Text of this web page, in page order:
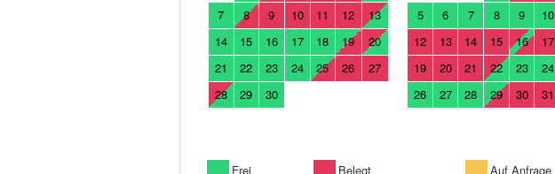
7
8 9 10 11 12
13
14
15 16 17 18 19
20
21
22 23 24 25 26
27
28
29 30
5
6 7 8 9 10
12
13 14 15 16 17
19
20 21 22 23 24
26
27 28 29 30 31
Frei Belegt Auf Anfrage